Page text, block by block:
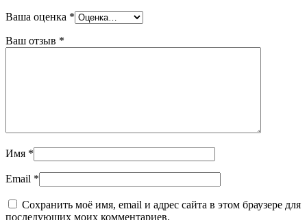
Ваша оценка *
Ваш отзыв *
Имя *
Email *
Сохранить моё имя, email и адрес сайта в этом браузере для
последующих моих комментариев.